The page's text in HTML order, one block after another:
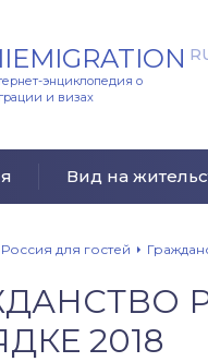
энциклопедия о
и визах
Вид на
Россия для гостей
2018